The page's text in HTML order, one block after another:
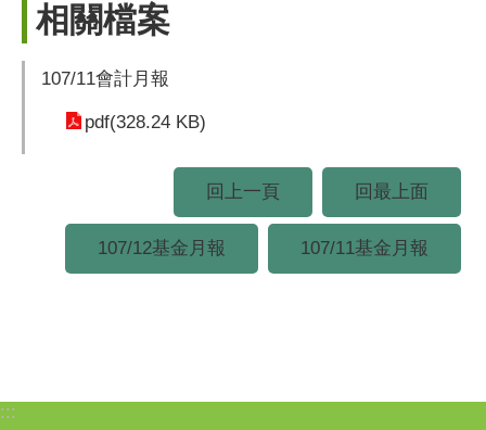
相關檔案
107/11會計月報
pdf(328.24 KB)
回上一頁 回最上面
107/12基金月報 107/11基金月報
:::